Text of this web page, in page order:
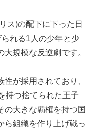
ス)の配下に下った日
れる1人の少年と少
規模な反逆劇です。
が採用されており、
持つ捨てられた王子
の大きな覇権を持つ国
ら組織を作り上げ戦っ